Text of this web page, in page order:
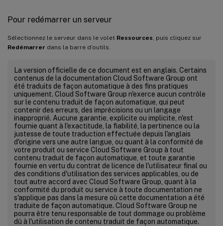
Pour redémarrer un serveur
Sélectionnez le serveur dans le volet Ressources , puis cliquez sur
Redémarrer dans la barre d’outils.
La version officielle de ce document est en anglais. Certains
contenus de la documentation Cloud Software Group ont
été traduits de façon automatique à des fins pratiques
uniquement. Cloud Software Group n'exerce aucun contrôle
sur le contenu traduit de façon automatique, qui peut
contenir des erreurs, des imprécisions ou un langage
inapproprié. Aucune garantie, explicite ou implicite, n'est
fournie quant à l'exactitude, la fiabilité, la pertinence ou la
justesse de toute traduction effectuée depuis l'anglais
d'origine vers une autre langue, ou quant à la conformité de
votre produit ou service Cloud Software Group à tout
contenu traduit de façon automatique, et toute garantie
fournie en vertu du contrat de licence de l'utilisateur final ou
des conditions d'utilisation des services applicables, ou de
tout autre accord avec Cloud Software Group, quant à la
conformité du produit ou service à toute documentation ne
s'applique pas dans la mesure où cette documentation a été
traduite de façon automatique. Cloud Software Group ne
pourra être tenu responsable de tout dommage ou problème
dû à l'utilisation de contenu traduit de façon automatique.